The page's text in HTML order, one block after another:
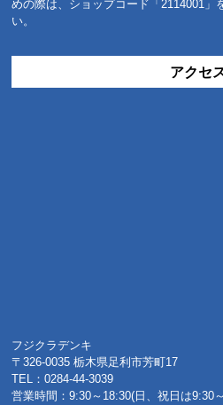
めの際は、ショップコード「2114001」
い。
アクセ
フジクラデンキ
〒326-0035 栃木県足利市芳町17
TEL：0284-44-3039
営業時間：9:30～18:30(日、祝日は9:30